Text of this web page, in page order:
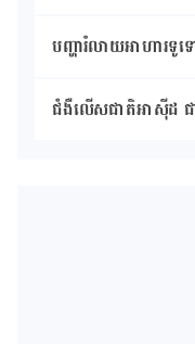
បញ្ហារំលាយអាហារទូទ
ជំងឺលើសជាតិអាស៊ីដ ជ